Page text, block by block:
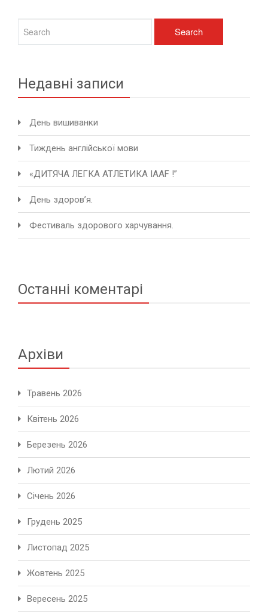
Недавні записи
День вишиванки
Тиждень англійської мови
«ДИТЯЧА ЛЕГКА АТЛЕТИКА IAAF !”
День здоров’я.
Фестиваль здорового харчування.
Останні коментарі
Архіви
Травень 2026
Квітень 2026
Березень 2026
Лютий 2026
Січень 2026
Грудень 2025
Листопад 2025
Жовтень 2025
Вересень 2025